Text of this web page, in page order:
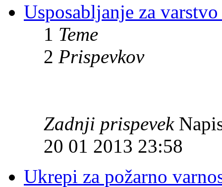
Usposabljanje za
1 Teme
2 Prispevkov
Zadnji prispevek
20 01 2013 23:58
Ukrepi za požarno